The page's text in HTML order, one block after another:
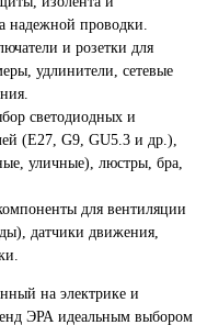
надежной проводки.
и розетки для
удлинители, сетевые
светодиодных и
(E27, G9, GU5.3 и др.),
уличные), люстры, бра,
для вентиляции
датчики движения,
на электрике и
ЭРА идеальным выбором